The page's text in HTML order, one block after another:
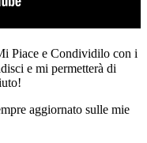
Piace e Condividilo con i
e mi permetterà di
aggiornato sulle mie